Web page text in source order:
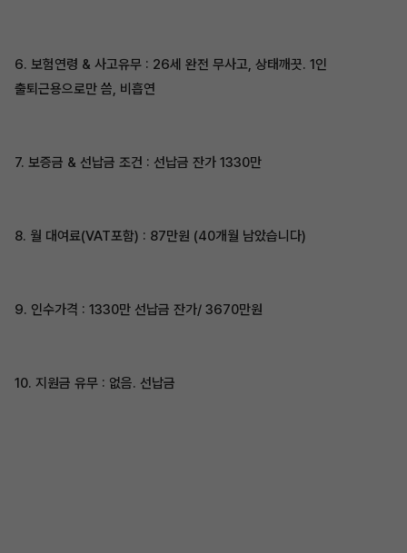
6. 보험연령 & 사고유무 : 26세 완전 무사고, 상태깨끗. 1인
출퇴근용으로만 씀, 비흡연
7. 보증금 & 선납금 조건 : 선납금 잔가 1330만
8. 월 대여료(VAT포함) : 87만원 (40개월 남았습니다)
9. 인수가격 : 1330만 선납금 잔가/ 3670만원
10. 지원금 유무 : 없음. 선납금